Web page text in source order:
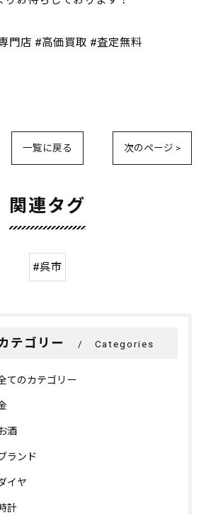
門店 #高価買取 #査定無料
一覧に戻る 次のページ >
関連タグ
#呉市
テゴリー Categories
てのカテゴリー
酒
ランド
イヤ
計